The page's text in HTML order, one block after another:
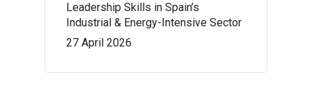
Leadership Skills in Spain’s
Industrial & Energy-Intensive Sector
27 April 2026